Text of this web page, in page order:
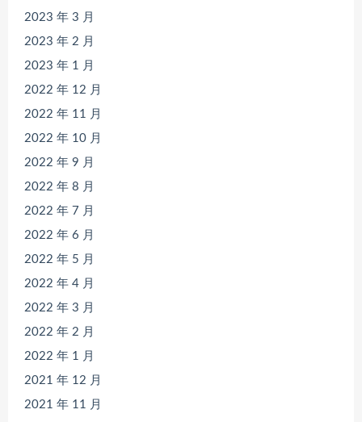
2023 年 3 月
2023 年 2 月
2023 年 1 月
2022 年 12 月
2022 年 11 月
2022 年 10 月
2022 年 9 月
2022 年 8 月
2022 年 7 月
2022 年 6 月
2022 年 5 月
2022 年 4 月
2022 年 3 月
2022 年 2 月
2022 年 1 月
2021 年 12 月
2021 年 11 月